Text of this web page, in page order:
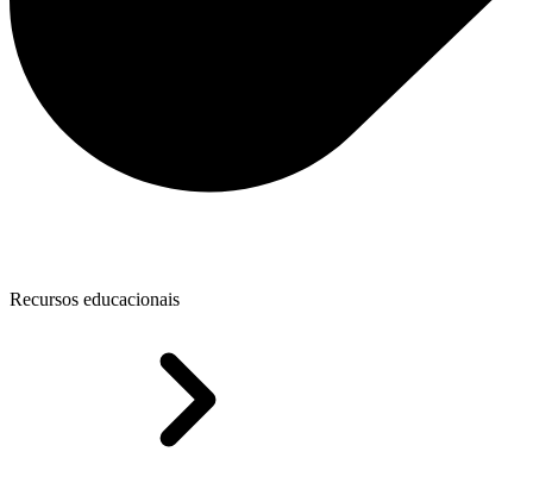
Recursos educacionais